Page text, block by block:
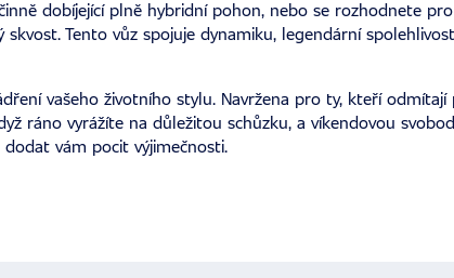
dobíjející plně hybridní pohon, nebo se rozhodnete
Tento vůz spojuje dynamiku, legendární
vašeho životního stylu. Navržena pro ty, kteří
ráno vyrážíte na důležitou schůzku, a víkendovou
dodat vám pocit výjimečnosti.